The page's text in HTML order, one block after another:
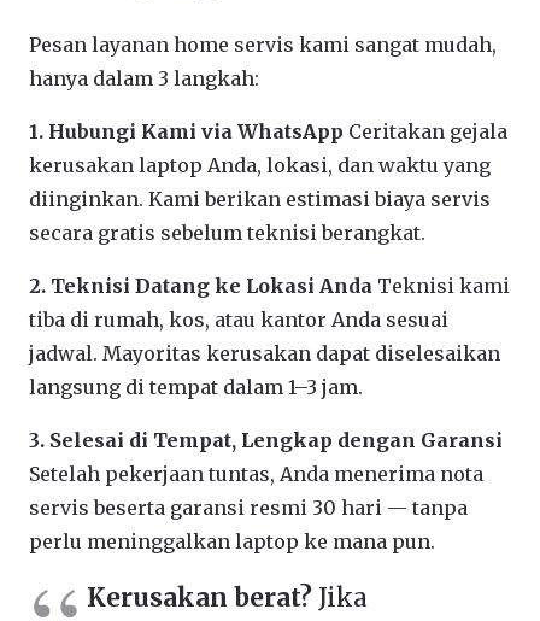
Pesan layanan home servis kami sangat mudah,
hanya dalam 3 langkah:
1. Hubungi Kami via WhatsApp Ceritakan gejala
kerusakan laptop Anda, lokasi, dan waktu yang
diinginkan. Kami berikan estimasi biaya servis
secara gratis sebelum teknisi berangkat.
2. Teknisi Datang ke Lokasi Anda Teknisi kami
tiba di rumah, kos, atau kantor Anda sesuai
jadwal. Mayoritas kerusakan dapat diselesaikan
langsung di tempat dalam 1–3 jam.
3. Selesai di Tempat, Lengkap dengan Garansi
Setelah pekerjaan tuntas, Anda menerima nota
servis beserta garansi resmi 30 hari — tanpa
perlu meninggalkan laptop ke mana pun.
Kerusakan berat? Jika